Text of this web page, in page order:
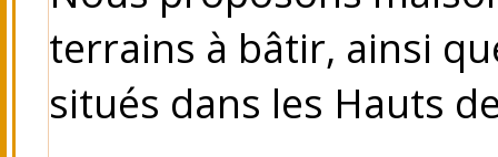
terrains à bâtir, ainsi
situés dans les Hauts